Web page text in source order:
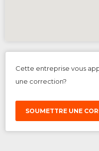
Cette entreprise vous
une correction?
SOUMETTRE UNE